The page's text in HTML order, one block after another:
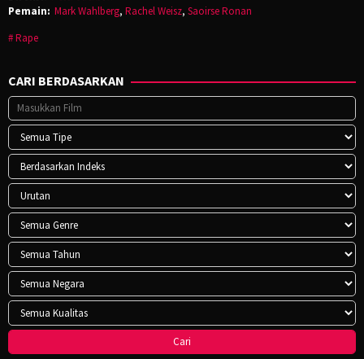
Pemain: Mark Wahlberg, Rachel Weisz, Saoirse Ronan
Rape
CARI BERDASARKAN